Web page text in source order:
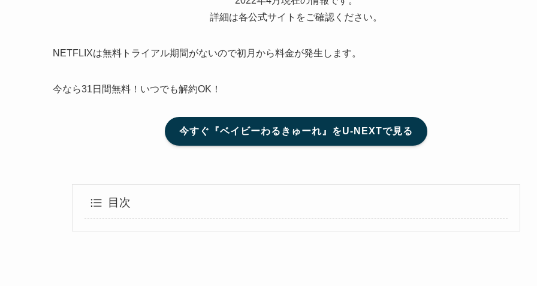
詳細は各公式サイトをご確認ください。
NETFLIXは無料トライアル期間がないので初月から料金が発生します。
今なら31日間無料！いつでも解約OK！
今すぐ『ベイビーわるきゅーれ』をU-NEXTで見る
目次